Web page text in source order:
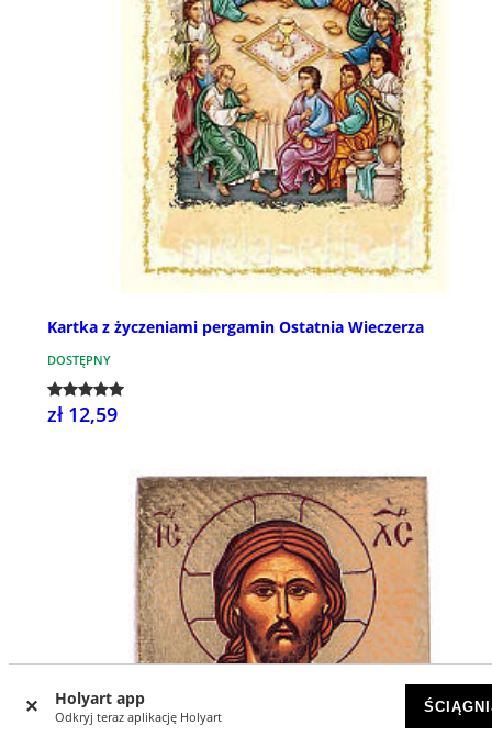
Holyart app
Odkryj teraz aplikację Holyart
Kartka z życzeniami pergamin Ostatnia Wieczerza
DOSTĘPNY
zł 12,59